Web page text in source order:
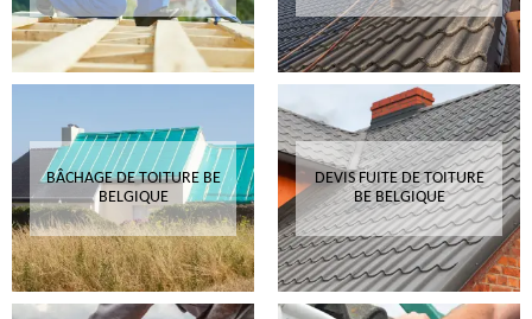
BÂCHAGE DE TOITURE BE
BELGIQUE
DEVIS FUITE DE TOITURE
BE BELGIQUE